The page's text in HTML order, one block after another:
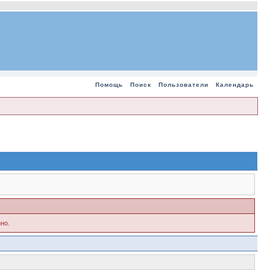
Помощь Поиск Пользователи Календарь